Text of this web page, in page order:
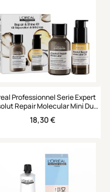
Professionnel Serie Expert
Repair Molecular Mini Duo
Set Σαμπουάν & Έλαιο
18,30€